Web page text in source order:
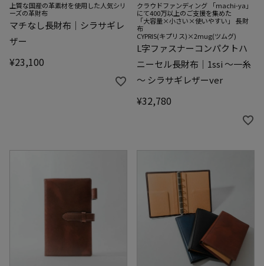
上質な国産の革素材を使用した人気シリ
ーズの革財布
マチなし長財布｜シラサギレ
ザー
¥23,100
クラウドファンディング 「machi-ya」
にて400万以上のご支援を集めた
「大容量×小さい×使いやすい」 長財
布
CYPRIS(キプリス)×2mug(ツムグ)
L字ファスナーコンパクトハ
ニーセル長財布｜1ssi ～一糸
～ シラサギレザーver
¥32,780